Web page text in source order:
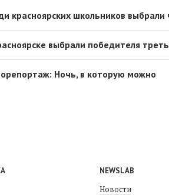
красноярских школьников
выбрали победителя
Ночь, в которую можно
NEWSLAB
Новости